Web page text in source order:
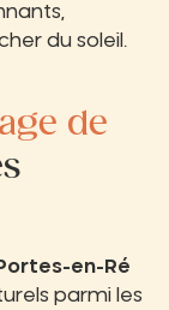
du soleil.
de
en-Ré
parmi les